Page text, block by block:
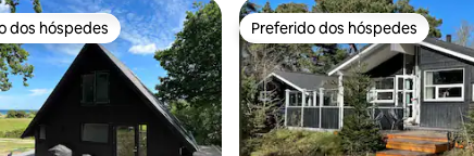
preferidos dos hóspedes
dos hóspedes Preferido dos hóspedes
Preferido dos hóspedes